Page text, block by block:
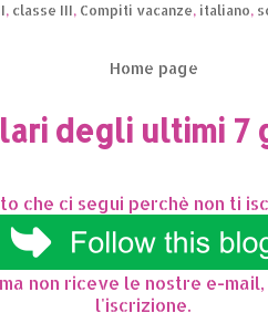
, classe III, Compiti vacanze, italiano,
Home page
degli ultimi 7
che ci segui perchè non ti
non riceve le nostre e-
l'iscrizione.